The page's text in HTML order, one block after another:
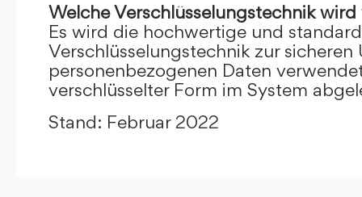
Welche Verschlüsselungstechnik
Es wird die hochwertige und
Verschlüsselungstechnik zur
personenbezogenen Daten
verschlüsselter Form im System
Stand: Februar 2022